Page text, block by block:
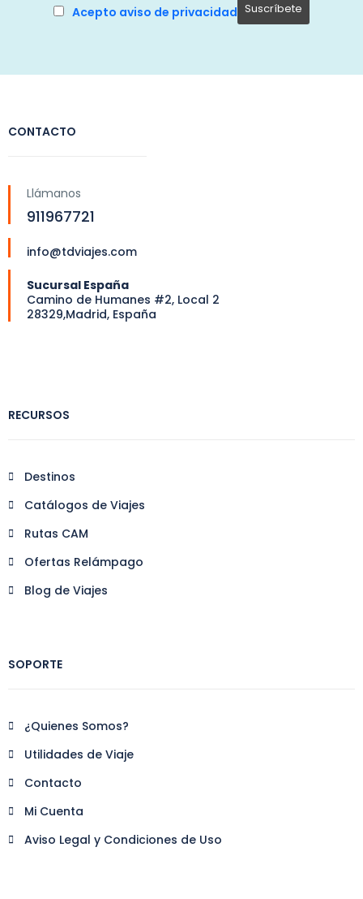
Acepto aviso de privacidad
CONTACTO
Llámanos
911967721
info@tdviajes.com
Sucursal España
Camino de Humanes #2, Local 2
28329,Madrid, España
RECURSOS
Destinos
Catálogos de Viajes
Rutas CAM
Ofertas Relámpago
Blog de Viajes
SOPORTE
¿Quienes Somos?
Utilidades de Viaje
Contacto
Mi Cuenta
Aviso Legal y Condiciones de Uso